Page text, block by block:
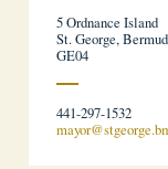
5 Ordnance Island
St. George,
GE04
441-297-1532